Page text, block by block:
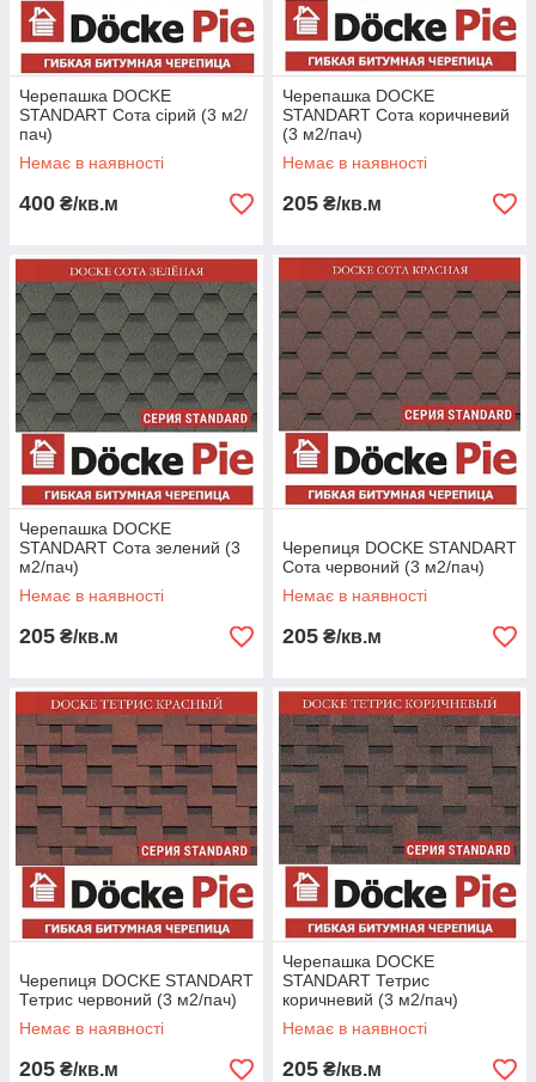
Черепашка DOCKE
STANDART Сота сірий (3 м2/
пач)
Немає в наявності
400 ₴/кв.м
Черепашка DOCKE
STANDART Сота коричневий
(3 м2/пач)
Немає в наявності
205 ₴/кв.м
Черепашка DOCKE
STANDART Сота зелений (3
м2/пач)
Немає в наявності
205 ₴/кв.м
Черепиця DOCKE STANDART
Сота червоний (3 м2/пач)
Немає в наявності
205 ₴/кв.м
Черепиця DOCKE STANDART
Тетрис червоний (3 м2/пач)
Немає в наявності
205 ₴/кв.м
Черепашка DOCKE
STANDART Тетрис
коричневий (3 м2/пач)
Немає в наявності
205 ₴/кв.м